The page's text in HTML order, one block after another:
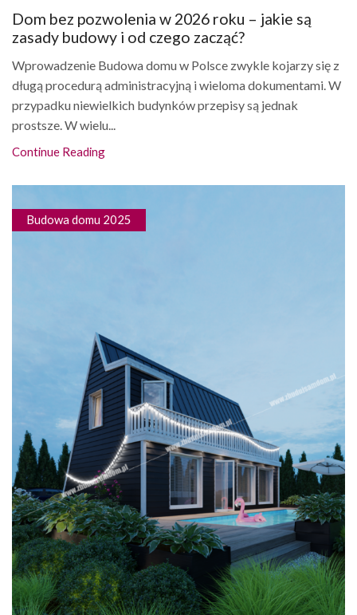
Dom bez pozwolenia w 2026 roku – jakie są
zasady budowy i od czego zacząć?
Wprowadzenie Budowa domu w Polsce zwykle kojarzy się z
długą procedurą administracyjną i wieloma dokumentami. W
przypadku niewielkich budynków przepisy są jednak
prostsze. W wielu...
Continue Reading
Budowa domu 2025